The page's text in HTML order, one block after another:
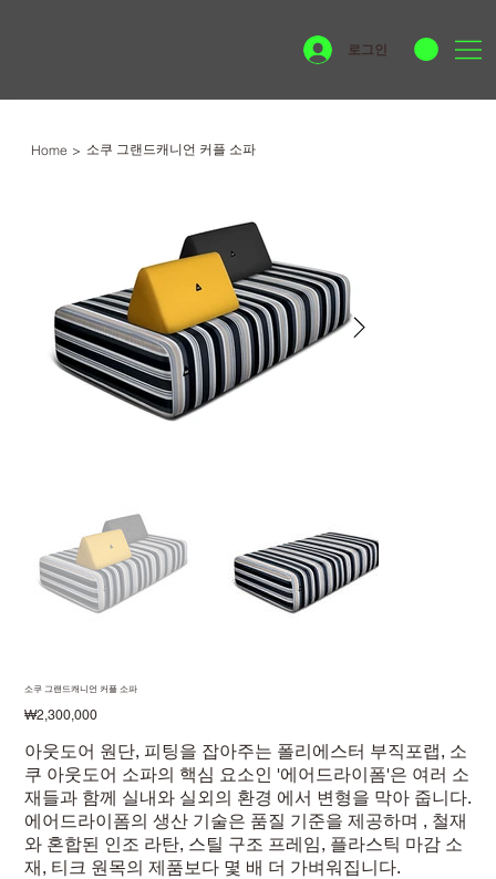
로그인
Home > 소쿠 그랜드캐니언 커플 소파
소쿠 그랜드캐니언 커플 소파
가
₩2,300,000
아웃도어 원단, 피팅을 잡아주는 폴리에스터 부직포랩, 소
쿠 아웃도어 소파의 핵심 요소인 '에어드라이폼'은 여러 소
재들과 함께 실내와 실외의 환경 에서 변형을 막아 줍니다.
에어드라이폼의 생산 기술은 품질 기준을 제공하며 , 철재
와 혼합된 인조 라탄, 스틸 구조 프레임, 플라스틱 마감 소
재, 티크 원목의 제품보다 몇 배 더 가벼워집니다.